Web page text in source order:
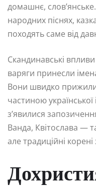
домашнє,
народних піснях,
походять саме від
Скандинавські
варяги принесли
Вони швидко
частиною української
з’явилися
Ванда, Квітослава —
але традиційні